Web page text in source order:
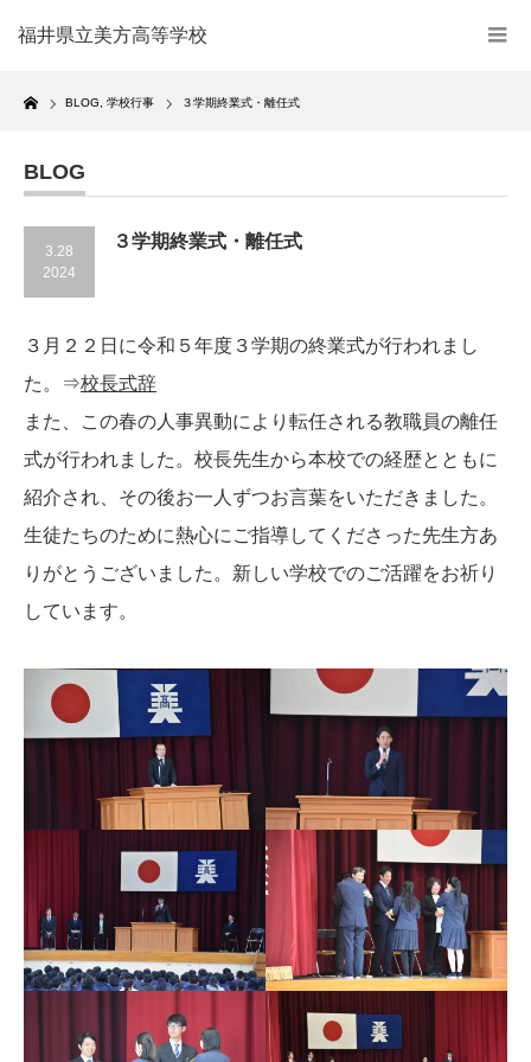
福井県立美方高等学校
Home
BLOG 学校行事 ３学期終業式・離任式
BLOG
3.28
2024
３学期終業式・離任式
３月２２日に令和５年度３学期の終業式が行われまし
た。⇒校長式辞
また、この春の人事異動により転任される教職員の離任
式が行われました。校長先生から本校での経歴とともに
紹介され、その後お一人ずつお言葉をいただきました。
生徒たちのために熱心にご指導してくださった先生方あ
りがとうございました。新しい学校でのご活躍をお祈り
しています。